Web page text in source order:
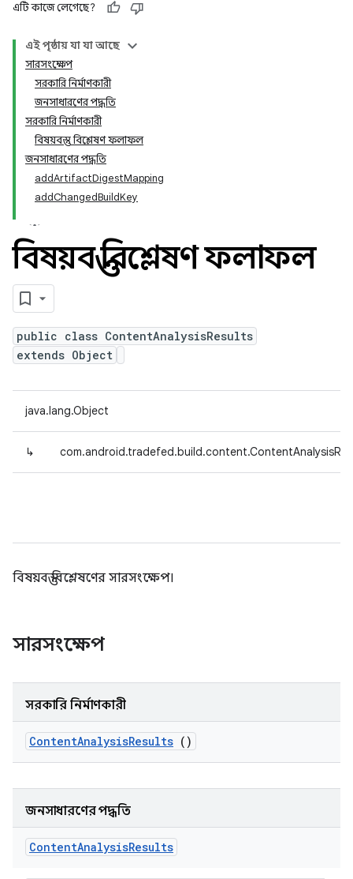
এটি কাজে লেগেছে?
এই পৃষ্ঠায় যা যা আছে
সারসংক্ষেপ
সরকারি নির্মাণকারী
জনসাধারণের পদ্ধতি
সরকারি নির্মাণকারী
বিষয়বস্তু বিশ্লেষণ ফলাফল
জনসাধারণের পদ্ধতি
addArtifactDigestMapping
addChangedBuildKey
বিষয়বস্তু বিশ্লেষণ ফলাফল
public class ContentAnalysisResults
extends Object
java.lang.Object
↳
বিষয়বস্তু বিশ্লেষণের সারসংক্ষেপ।
সারসংক্ষেপ
সরকারি নির্মাণকারী
ContentAnalysisResults ()
জনসাধারণের পদ্ধতি
ContentAnalysisResults